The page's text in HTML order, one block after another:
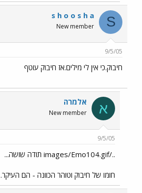
S
s h o o s h a
New member
9/5/05
חיבוק.כי אין לי מילים.אז חיבוק עוטף
א אלמרה
New member
9/5/05
../images/Emo104.gif תודה שושה...
חומו של חיבוק וטוהר הכוונה - הם העיקר.